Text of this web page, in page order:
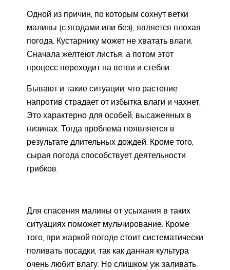
Одной из причин, по которым сохнут ветки
малины (с ягодами или без), является плохая
погода. Кустарнику может не хватать влаги.
Сначала желтеют листья, а потом этот
процесс переходит на ветви и стебли.
Бывают и такие ситуации, что растение
напротив страдает от избытка влаги и чахнет.
Это характерно для особей, высаженных в
низинах. Тогда проблема появляется в
результате длительных дождей. Кроме того,
сырая погода способствует деятельности
грибков.
Для спасения малины от усыхания в таких
ситуациях поможет мульчирование. Кроме
того, при жаркой погоде стоит систематически
поливать посадки, так как данная культура
очень любит влагу. Но слишком уж заливать